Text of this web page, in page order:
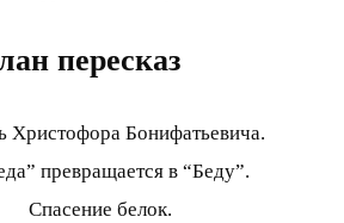
пересказ
Христофора Бонифатьевича.
превращается в “Беду”.
Спасение белок.